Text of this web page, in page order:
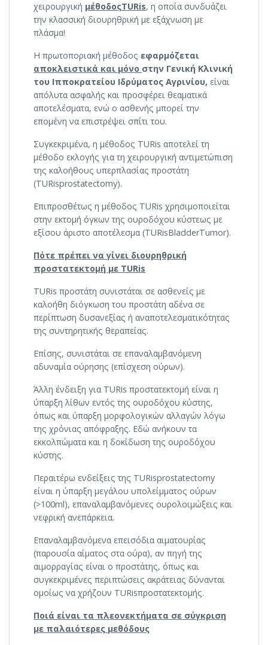
χειρουργική μέθοδοςTURis, η οποία συνδυάζει
την κλασσική διουρηθρική με εξάχνωση με
πλάσμα!
Η πρωτοποριακή μέθοδος εφαρμόζεται
αποκλειστικά και μόνο στην Γενική Κλινική
του Ιπποκρατείου Ιδρύματος Αγρινίου, είναι
απόλυτα ασφαλής και προσφέρει θεαματικά
αποτελέσματα, ενώ ο ασθενής μπορεί την
επομένη να επιστρέψει σπίτι του.
Συγκεκριμένα, η μέθοδος TURis αποτελεί τη
μέθοδο εκλογής για τη χειρουργική αντιμετώπιση
της καλοήθους υπερπλασίας προστάτη
(TURisprostatectomy).
Επιπροσθέτως η μέθοδος TURis χρησιμοποιείται
στην εκτομή όγκων της ουροδόχου κύστεως με
εξίσου άριστο αποτέλεσμα (TURisBladderTumor).
Πότε πρέπει να γίνει διουρηθρική
προστατεκτομή με TURis
TURis προστάτη συνιστάται σε ασθενείς με
καλοήθη διόγκωση του προστάτη αδένα σε
περίπτωση δυσανεξίας ή αναποτελεσματικότητας
της συντηρητικής θεραπείας.
Επίσης, συνιστάται σε επαναλαμβανόμενη
αδυναμία ούρησης (επίσχεση ούρων).
Άλλη ένδειξη για TURis προστατεκτομή είναι η
ύπαρξη λίθων εντός της ουροδόχου κύστης,
όπως και ύπαρξη μορφολογικών αλλαγών λόγω
της χρόνιας απόφραξης. Εδώ ανήκουν τα
εκκολπώματα και η δοκίδωση της ουροδόχου
κύστης.
Περαιτέρω ενδείξεις της TURisprostatectomy
είναι η ύπαρξη μεγάλου υπολείμματος ούρων
(>100ml), επαναλαμβανόμενες ουρολοιμώξεις και
νεφρική ανεπάρκεια.
Επαναλαμβανόμενα επεισόδια αιματουρίας
(παρουσία αίματος στα ούρα), αν πηγή της
αιμορραγίας είναι ο προστάτης, όπως και
συγκεκριμένες περιπτώσεις ακράτειας δύνανται
ομοίως να χρήζουν TURisπροστατεκτομής.
Ποιά είναι τα πλεονεκτήματα σε σύγκριση
με παλαιότερες μεθόδους